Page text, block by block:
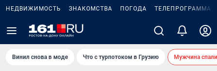
НЕДВИЖИМОСТЬ ЗНАКОМСТВА ПОГОДА ТЕЛЕПРОГРАММА
Винил снова в моде Что с турпотоком в Грузию Мужчина